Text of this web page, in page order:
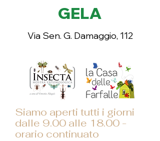
GELA
Via Sen. G. Damaggio, 112
Siamo aperti tutti i giorni
dalle 9.00 alle 18.00 -
orario continuato